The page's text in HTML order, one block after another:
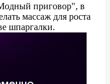
приговор", в
массаж для роста
шпаргалки.